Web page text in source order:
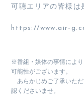
可聴エリアの皆様は
https://www.air-
※番組・媒体の事情によ
可能性がございます。
あらかじめご了承いただ
認くださいませ。